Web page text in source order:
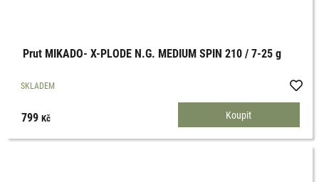
Prut MIKADO- X-PLODE N.G. MEDIUM SPIN 210 / 7-25 g
SKLADEM
799Kč